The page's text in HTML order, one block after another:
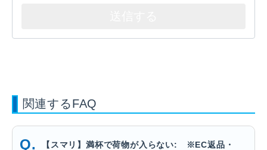
関連するFAQ
【スマリ】満杯で荷物が入らない: ※EC返品・